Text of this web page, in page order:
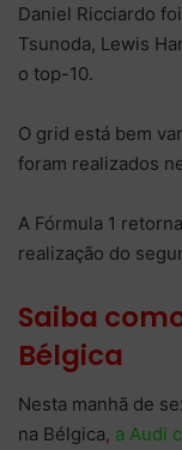
Daniel Ricciardo
Tsunoda, Lewis
o top-10.
O grid está bem
foram realizados
A Fórmula 1
realização do
Saiba
Bélgica
Nesta manhã de
na Bélgica, a Audi